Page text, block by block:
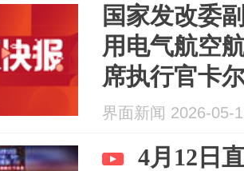
国家发改委
用电气航空
席执行官卡
界面新闻 2026-05-
4月12日